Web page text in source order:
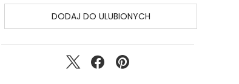
DODAJ DO ULUBIONYCH